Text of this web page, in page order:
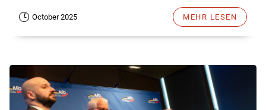
October 2025 MEHR LESEN